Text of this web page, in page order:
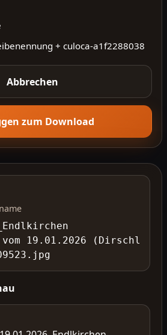
+ culoca-a1f2288038
Abbrechen
zum Download
19.01.2026 (Dirschl